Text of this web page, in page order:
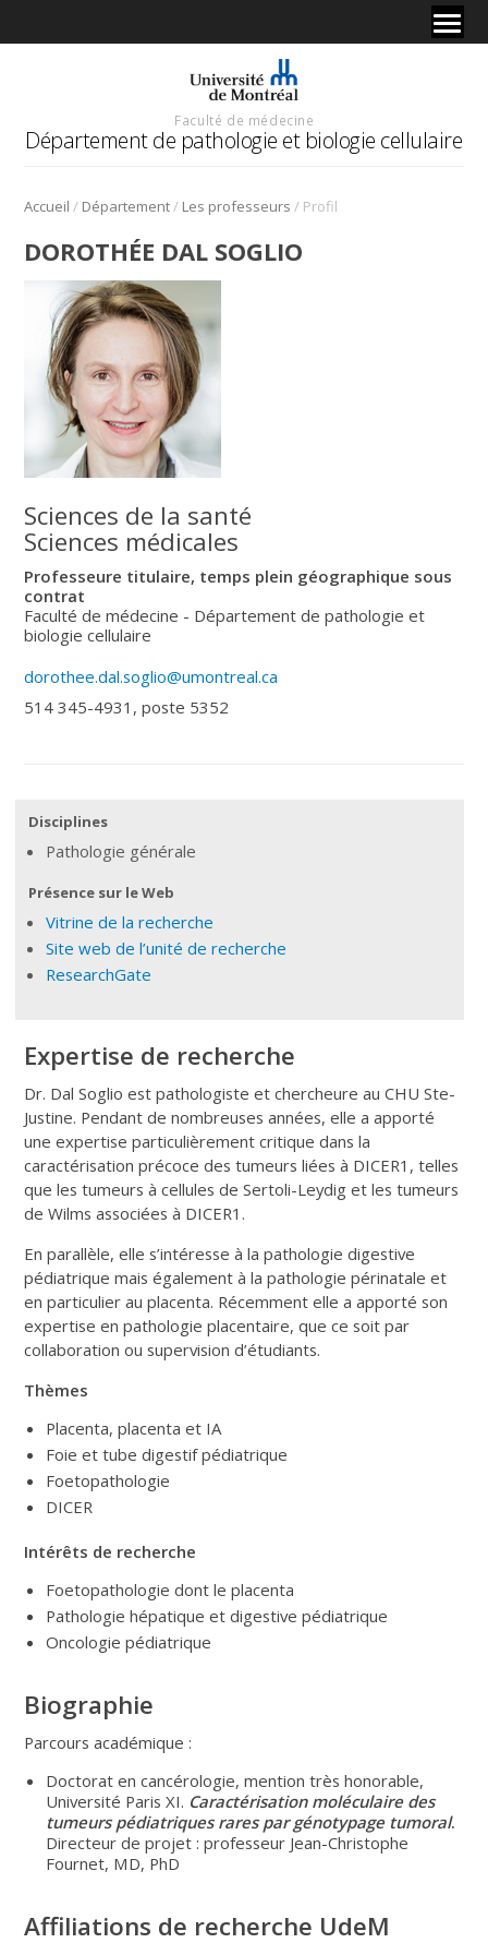
Faculté de médecine
Département de pathologie et biologie cellulaire
Accueil / Département/ Les professeurs / Profil
DOROTHÉE DAL SOGLIO
Sciences de la santé
Sciences médicales
Professeure titulaire, temps plein géographique sous
contrat
Faculté de médecine - Département de pathologie et
biologie cellulaire
dorothee.dal.soglio@umontreal.ca
514 345-4931, poste 5352
Disciplines
Pathologie générale
Présence sur le Web
Vitrine de la recherche
Site web de l’unité de recherche
ResearchGate
Expertise de recherche
Dr. Dal Soglio est pathologiste et chercheure au CHU Ste-
Justine. Pendant de nombreuses années, elle a apporté
une expertise particulièrement critique dans la
caractérisation précoce des tumeurs liées à DICER1, telles
que les tumeurs à cellules de Sertoli-Leydig et les tumeurs
de Wilms associées à DICER1.
En parallèle, elle s’intéresse à la pathologie digestive
pédiatrique mais également à la pathologie périnatale et
en particulier au placenta. Récemment elle a apporté son
expertise en pathologie placentaire, que ce soit par
collaboration ou supervision d’étudiants.
Thèmes
Placenta, placenta et IA
Foie et tube digestif pédiatrique
Foetopathologie
DICER
Intérêts de recherche
Foetopathologie dont le placenta
Pathologie hépatique et digestive pédiatrique
Oncologie pédiatrique
Biographie
Parcours académique :
Doctorat en cancérologie, mention très honorable,
Université Paris XI. Caractérisation moléculaire des
tumeurs pédiatriques rares par génotypage tumoral.
Directeur de projet : professeur Jean-Christophe
Fournet, MD, PhD
Affiliations de recherche UdeM